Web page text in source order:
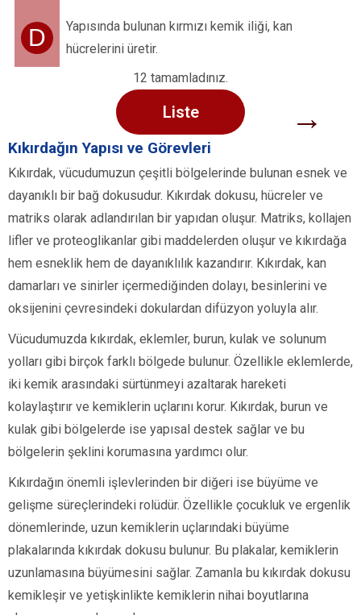
D
Yapısında bulunan kırmızı kemik iliği, kan
hücrelerini üretir.
12 tamamladınız.
Liste →
Kıkırdağın Yapısı ve Görevleri
Kıkırdak, vücudumuzun çeşitli bölgelerinde bulunan esnek ve
dayanıklı bir bağ dokusudur. Kıkırdak dokusu, hücreler ve
matriks olarak adlandırılan bir yapıdan oluşur. Matriks, kollajen
lifler ve proteoglikanlar gibi maddelerden oluşur ve kıkırdağa
hem esneklik hem de dayanıklılık kazandırır. Kıkırdak, kan
damarları ve sinirler içermediğinden dolayı, besinlerini ve
oksijenini çevresindeki dokulardan difüzyon yoluyla alır.
Vücudumuzda kıkırdak, eklemler, burun, kulak ve solunum
yolları gibi birçok farklı bölgede bulunur. Özellikle eklemlerde,
iki kemik arasındaki sürtünmeyi azaltarak hareketi
kolaylaştırır ve kemiklerin uçlarını korur. Kıkırdak, burun ve
kulak gibi bölgelerde ise yapısal destek sağlar ve bu
bölgelerin şeklini korumasına yardımcı olur.
Kıkırdağın önemli işlevlerinden bir diğeri ise büyüme ve
gelişme süreçlerindeki rolüdür. Özellikle çocukluk ve ergenlik
dönemlerinde, uzun kemiklerin uçlarındaki büyüme
plakalarında kıkırdak dokusu bulunur. Bu plakalar, kemiklerin
uzunlamasına büyümesini sağlar. Zamanla bu kıkırdak dokusu
kemikleşir ve yetişkinlikte kemiklerin nihai boyutlarına